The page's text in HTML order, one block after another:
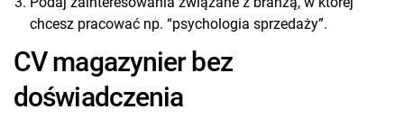
chcesz pracować np. “psychologia sprzedaży”.
CV magazynier bez
doświadczenia